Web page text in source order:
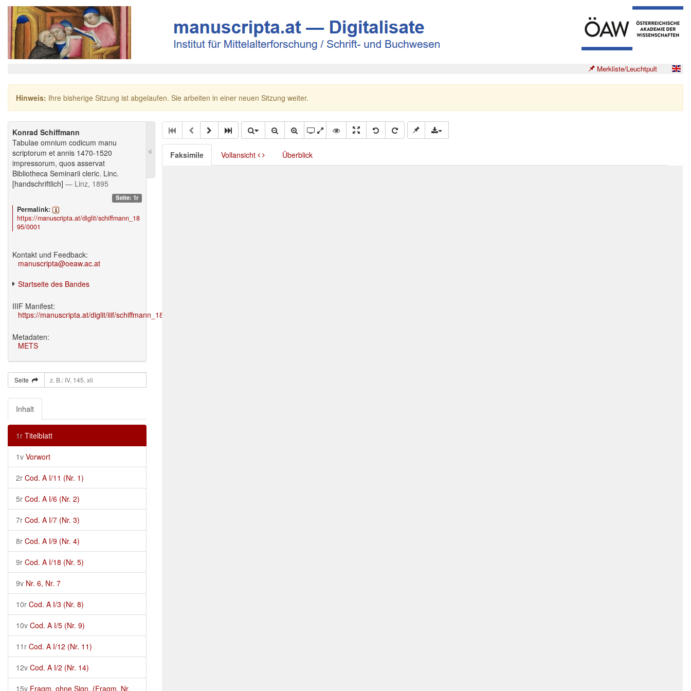
Merkliste/Leuchtpult
Hinweis: Ihre bisherige Sitzung ist abgelaufen. Sie arbeiten in einer neuen Sitzung weiter.
Konrad Schiffmann
Tabulae omnium codicum manu
scriptorum et annis 1470-1520
impressorum, quos asservat
Bibliotheca Seminarii cleric. Linc.
[handschriftlich] — Linz, 1895
Seite: 1r
Permalink:
https://manuscripta.at/diglit/schiffmann_18
95/0001
Kontakt und Feedback:
manuscripta@oeaw.ac.at
Startseite des Bandes
IIIF Manifest:
https://manuscripta.at/diglit/iiif/schiffmann_1895/manifest.json
Metadaten:
METS
Seite
Inhalt
1r Titelblatt
1v Vorwort
2r Cod. A I/11 (Nr. 1)
5r Cod. A I/6 (Nr. 2)
7r Cod. A I/7 (Nr. 3)
8r Cod. A I/9 (Nr. 4)
9r Cod. A I/18 (Nr. 5)
9v Nr. 6, Nr. 7
10r Cod. A I/3 (Nr. 8)
10v Cod. A I/5 (Nr. 9)
11r Cod. A I/12 (Nr. 11)
12v Cod. A I/2 (Nr. 14)
15v Fragm. ohne Sign. (Fragm. Nr.
Faksimile Vollansicht Überblick